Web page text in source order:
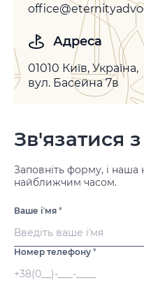
Адреса
01010 Київ, Україна,
вул. Басейна 7в
Зв'язатися
Заповніть форму, і
найближчим часом.
Ваше іʼмя *
Номер телефону *